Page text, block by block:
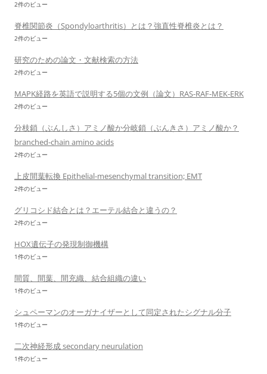
2件のビュー
脊椎関節炎（Spondyloarthritis）とは？強直性脊椎炎とは？
2件のビュー
研究のための論文・文献検索の方法
2件のビュー
MAPK経路を英語で説明する5個の文例（論文）RAS-RAF-MEK-ERK
2件のビュー
分枝鎖（ぶんしさ）アミノ酸か分岐鎖（ぶんきさ）アミノ酸か？
branched-chain amino acids
2件のビュー
上皮間葉転換 Epithelial-mesenchymal transition; EMT
2件のビュー
グリコシド結合とは？エーテル結合と違うの？
2件のビュー
HOX遺伝子の発現制御機構
1件のビュー
間質、間葉、間充織、結合組織の違い
1件のビュー
シュペーマンのオーガナイザーとして同定されたシグナル分子
1件のビュー
二次神経形成 secondary neurulation
1件のビュー